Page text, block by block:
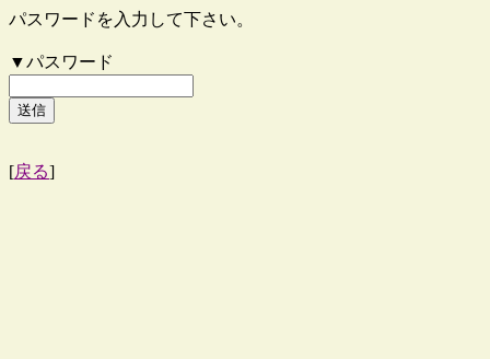
パスワードを入力して下さい。
▼パスワード
[戻る]